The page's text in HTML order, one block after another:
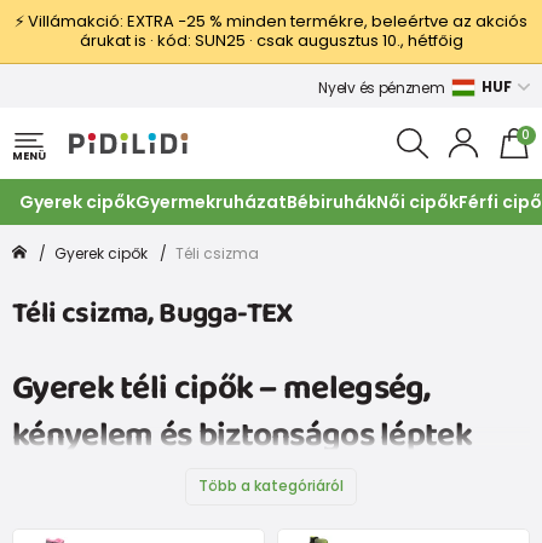
⚡ Villámakció: EXTRA −25 % minden termékre, beleértve az akciós
árukat is · kód: SUN25 · csak augusztus 10., hétfőig
Nyelv és pénznem HUF
MENÜ
0
Gyerek cipőkGyermekruházatBébiruhákNői cipőkFérfi
Gyerek cipők Téli csizma
Téli csizma, Bugga-TEX
Gyerek téli cipők – melegség,
kényelem és biztonságos léptek
hóban és fagybanTöbb a kategóriáról